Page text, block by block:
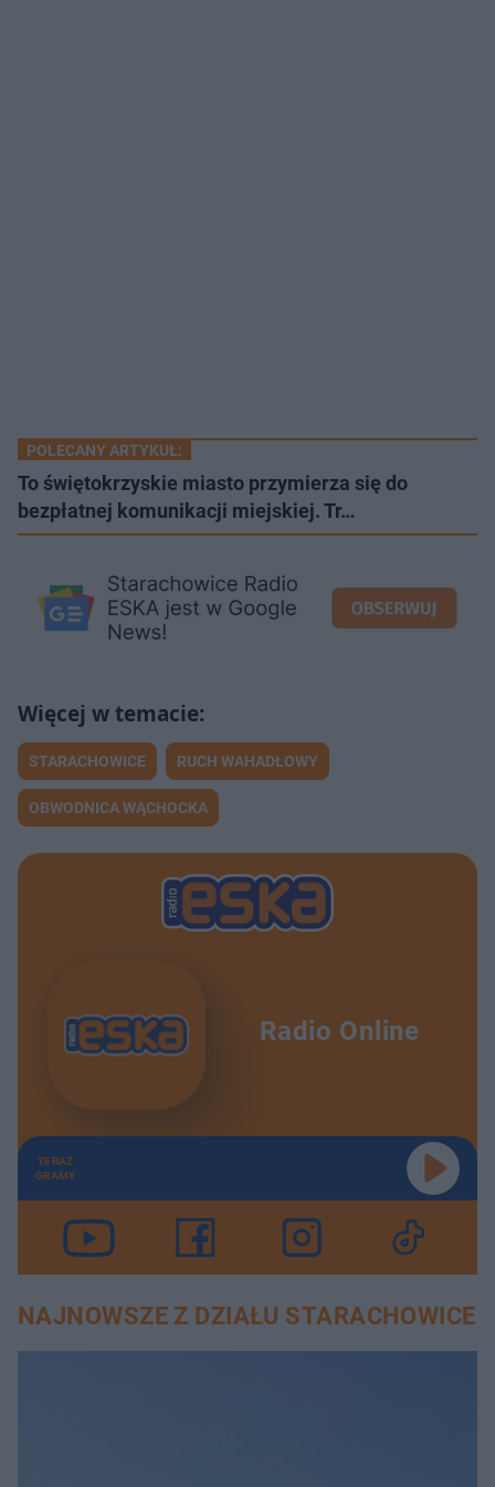
POLECANY ARTYKUŁ:
To świętokrzyskie miasto przymierza się do
bezpłatnej komunikacji miejskiej. Tr…
STARACHOWICE RUCH WAHADŁOWY
OBWODNICA WĄCHOCKA
Radio Online
TERAZ
GRAMY
NAJNOWSZE Z DZIAŁU STARACHOWICE